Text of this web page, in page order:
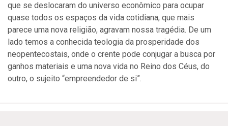
que se deslocaram do universo econômico para ocupar
quase todos os espaços da vida cotidiana, que mais
parece uma nova religião, agravam nossa tragédia. De um
lado temos a conhecida teologia da prosperidade dos
neopentecostais, onde o crente pode conjugar a busca por
ganhos materiais e uma nova vida no Reino dos Céus, do
outro, o sujeito “empreendedor de si”.